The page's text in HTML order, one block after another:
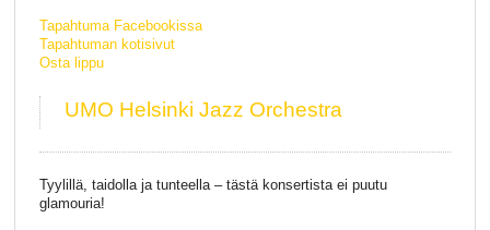
Tapahtuma Facebookissa
Tapahtuman kotisivut
Osta lippu
UMO Helsinki Jazz Orchestra
Tyylillä, taidolla ja tunteella – tästä konsertista ei puutu
glamouria!